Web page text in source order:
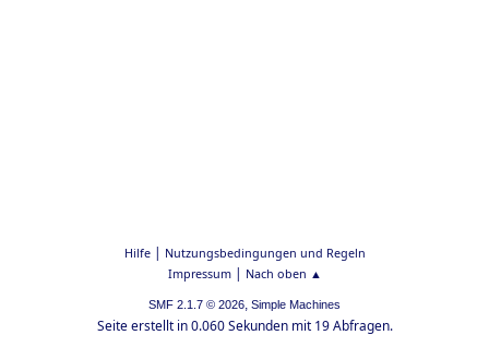
Hilfe| Nutzungsbedingungen und Regeln
Impressum| Nach oben ▲
SMF 2.1.7 © 2026, Simple Machines
Seite erstellt in 0.060 Sekunden mit 19 Abfragen.